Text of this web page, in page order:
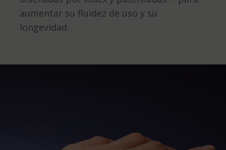
aumentar su fluidez de uso y su
longevidad.